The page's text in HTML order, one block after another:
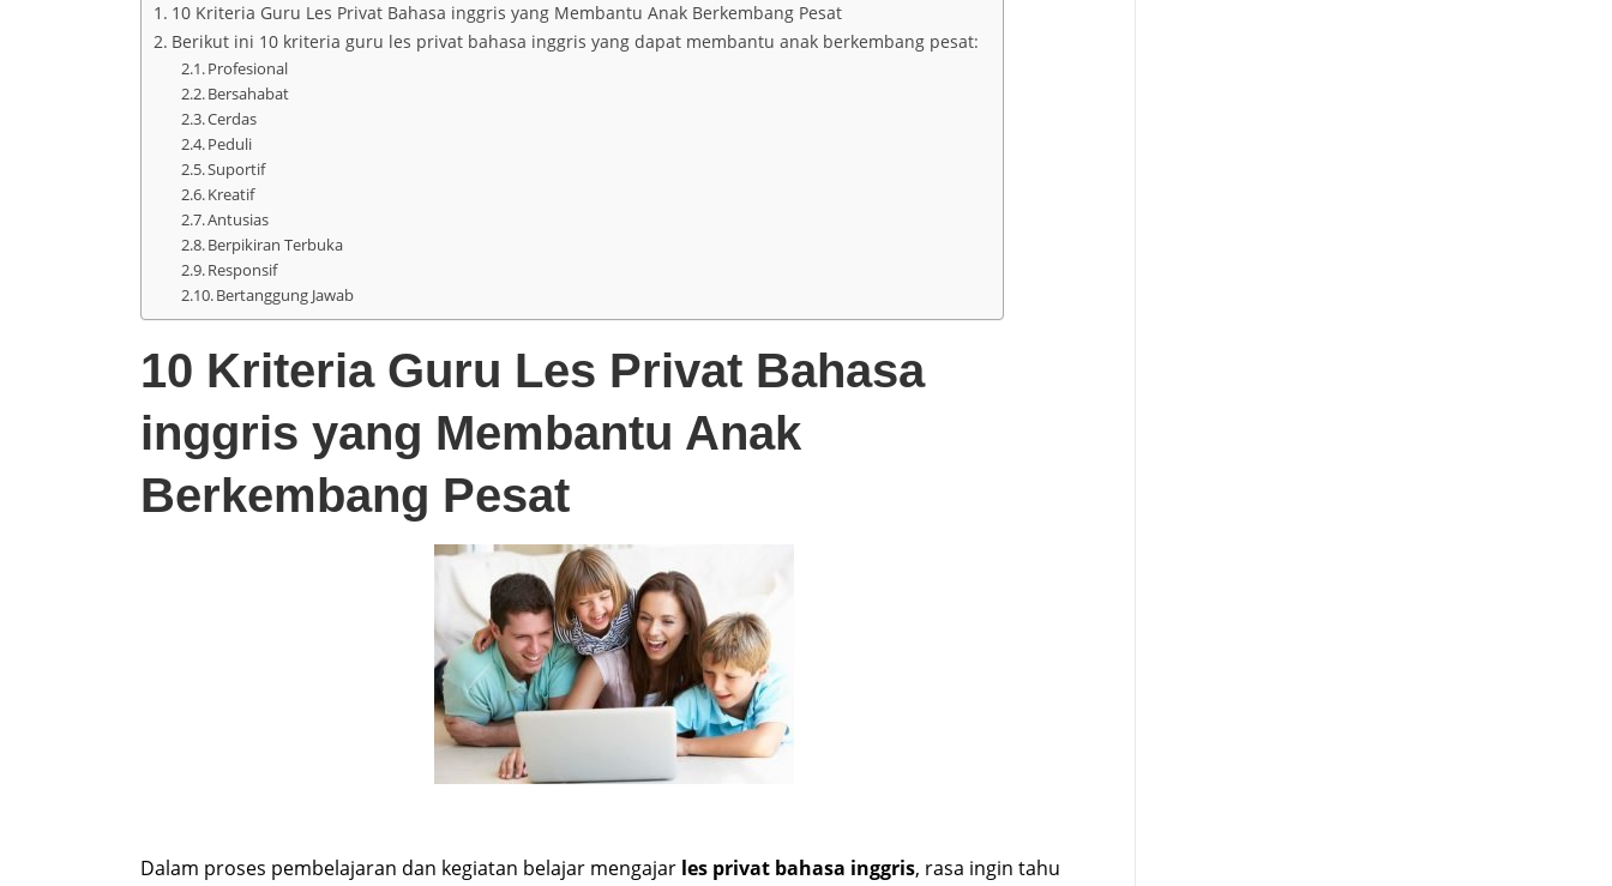
10 Kriteria Guru Les Privat Bahasa inggris yang Membantu Anak Berkembang Pesat
Berikut ini 10 kriteria guru les privat bahasa inggris yang dapat membantu anak berkembang pesat:
Profesional
Bersahabat
Cerdas
Peduli
Suportif
Kreatif
Antusias
Berpikiran Terbuka
Responsif
Bertanggung Jawab
10 Kriteria Guru Les Privat Bahasa
inggris yang Membantu Anak
Berkembang Pesat
Dalam proses pembelajaran dan kegiatan belajar mengajar les privat bahasa inggris, rasa ingin tahu